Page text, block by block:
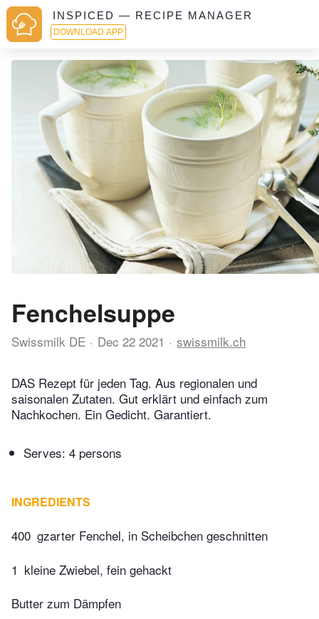
INSPICED — RECIPE MANAGER
DOWNLOAD APP
Fenchelsuppe
Swissmilk DE Dec 22 2021 swissmilk.ch
DAS Rezept für jeden Tag. Aus regionalen und
saisonalen Zutaten. Gut erklärt und einfach zum
Nachkochen. Ein Gedicht. Garantiert.
Serves: 4 persons
INGREDIENTS
400 gzarter Fenchel, in Scheibchen geschnitten
1 kleine Zwiebel, fein gehackt
Butter zum Dämpfen